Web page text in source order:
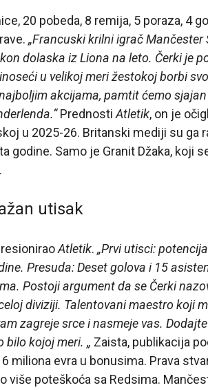
20 pobeda, 8 remija, 5 poraza, 4
„Francuski krilni igrač
dolaska iz Liona na leto. Čerki je
u velikoj meri žestokoj borbi
akcijama, pamtit ćemo
Prednosti Atletik, on je
u 2025-26. Britanski mediji su ga
godine. Samo je Granit Džaka, koji
utisak
Atletik. „Prvi utisci:
Presuda: Deset golova i 15
Postoji argument da se Čerki
diviziji. Talentovani maestro koji
zagreje srce i nasmeje vas.
bilo kojoj meri. „ Zaista, publikacija
miliona evra u bonusima. Prava
više poteškoća sa Redsima.